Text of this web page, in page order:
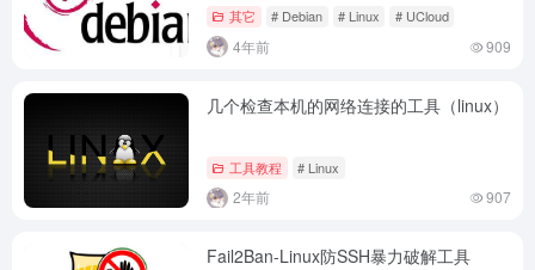
其它 # Debian # Linux # UCloud
4年前 909
几个检查本机的网络连接的工具（linux）
工具教程 # Linux
2年前 907
Fail2Ban-Linux防SSH暴力破解工具